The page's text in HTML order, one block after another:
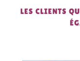
LES CLIENTS